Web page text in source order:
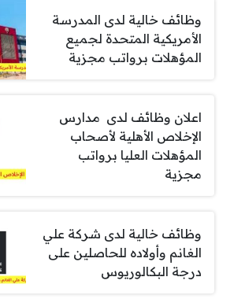
وظائف خالية لدى المدرسة
الأمريكية المتحدة لجميع
المؤهلات برواتب مجزية
اعلان وظائف لدى مدارس
الإخلاص الأهلية لأصحاب
المؤهلات العليا برواتب
مجزية
وظائف خالية لدى شركة علي
الغانم وأولاده للحاصلين على
درجة البكالوريوس